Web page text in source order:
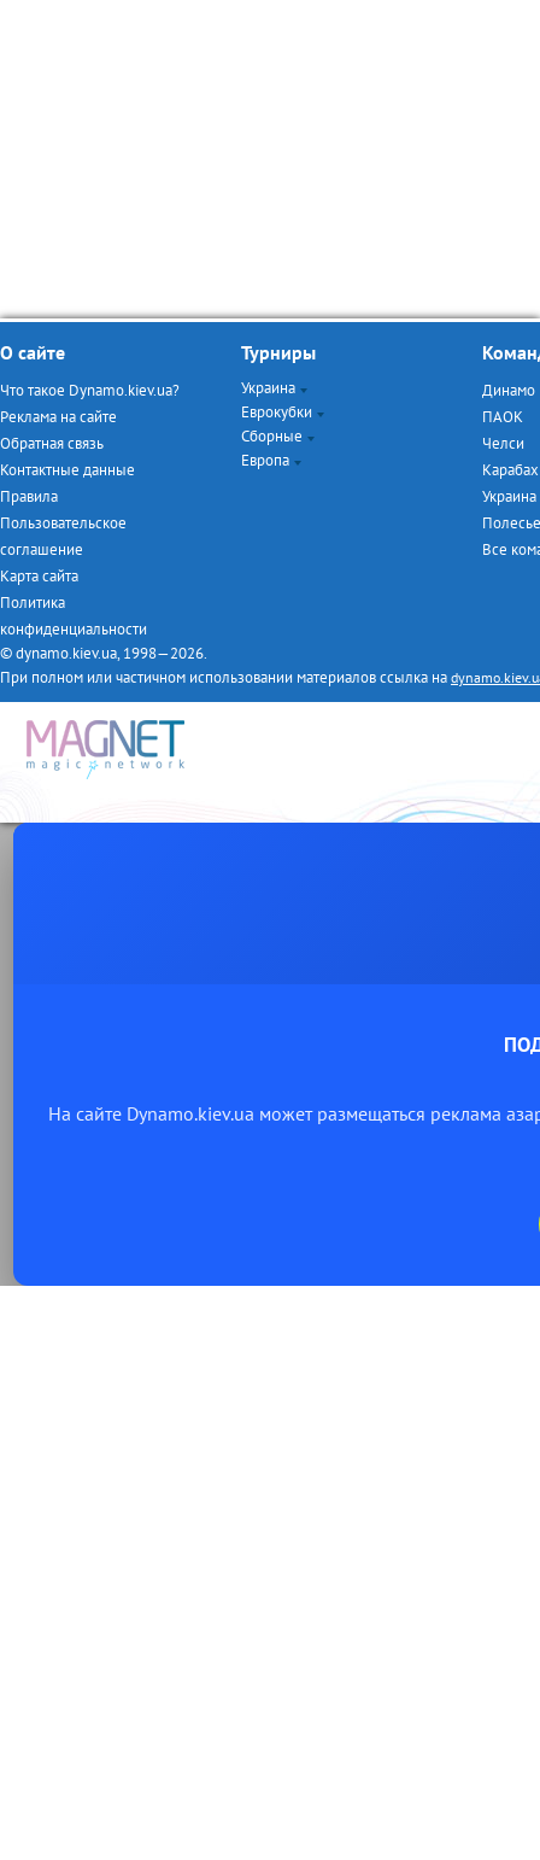
О сайте
Что такое Dynamo.kiev.ua?
Реклама на сайте
Обратная связь
Контактные данные
Правила
Пользовательское
соглашение
Карта сайта
Политика
конфиденциальности
Турниры
Украина
Чемпионат Украины
Кубок Украины
Турнир дублёров
Еврокубки
Лига Чемпионов
Лига Европы
Сборные
Евро-2016
Европа
Динамо
ПАОК
Челси
Карабах
Украина
Полесье
Все
© dynamo.kiev.ua, 1998—2026.
При полном или частичном использовании материалов ссылка на
На сайте Dynamo.kiev.ua может размещаться реклама